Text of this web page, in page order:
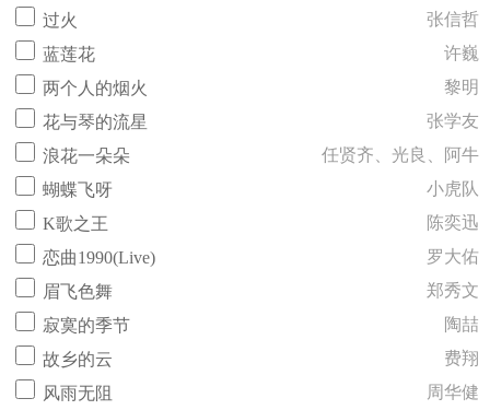
过火
张信哲
蓝莲花
许巍
两个人的烟火
黎明
花与琴的流星
张学友
浪花一朵朵
任贤齐、光良、阿牛
蝴蝶飞呀
小虎队
K歌之王
陈奕迅
恋曲1990(Live)
罗大佑
眉飞色舞
郑秀文
寂寞的季节
陶喆
故乡的云
费翔
风雨无阻
周华健